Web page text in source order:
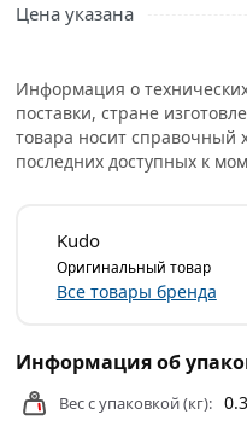
или самовывоза.
1/12 9001 585430
подготовки различных
Состав эффективно
Продукт обеспечивает
лакокрасочных
покрытия без кратеров,
Условия доставки и цены
585430 из категории
Цена указана
Информация о
поставки, стране
товара носит справочный
последних доступных к
Kudo
Оригинальный товар
Все товары бренда
Информация об
Вес с упаковкой (кг):